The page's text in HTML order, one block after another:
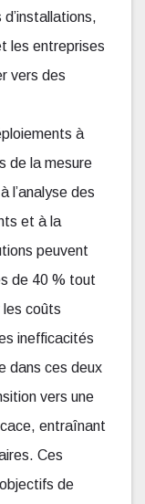
les entreprises
vers des
à
de la mesure
l’analyse des
et à la
peuvent
de 40 % tout
coûts
inefficacités
dans ces deux
vers une
entraînant
Ces
de